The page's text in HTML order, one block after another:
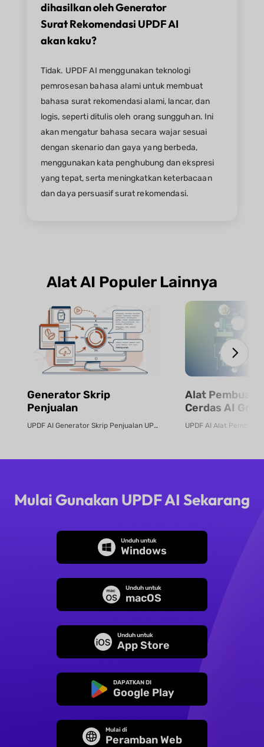
dihasilkan oleh Generator
Surat Rekomendasi UPDF AI
akan kaku?​
Tidak. UPDF AI menggunakan teknologi
pemrosesan bahasa alami untuk membuat
bahasa surat rekomendasi alami, lancar, dan
logis, seperti ditulis oleh orang sungguhan. Ini
akan mengatur bahasa secara wajar sesuai
dengan skenario dan gaya yang berbeda,
menggunakan kata penghubung dan ekspresi
yang tepat, serta meningkatkan keterbacaan
dan daya persuasif surat rekomendasi.
Alat AI Populer Lainnya
Generator Skrip
Penjualan
UPDF AI Generator Skrip Penjualan UPDF AI mengubah PDF produk atau deskrip...
Alat Pembuat
Cerdas AI
Mulai Gunakan UPDF AI Sekarang
Unduh untuk
Windows
Unduh untuk
macOS
Unduh untuk
App Store
DAPATKAN DI
Google Play
Mulai di
Peramban Web